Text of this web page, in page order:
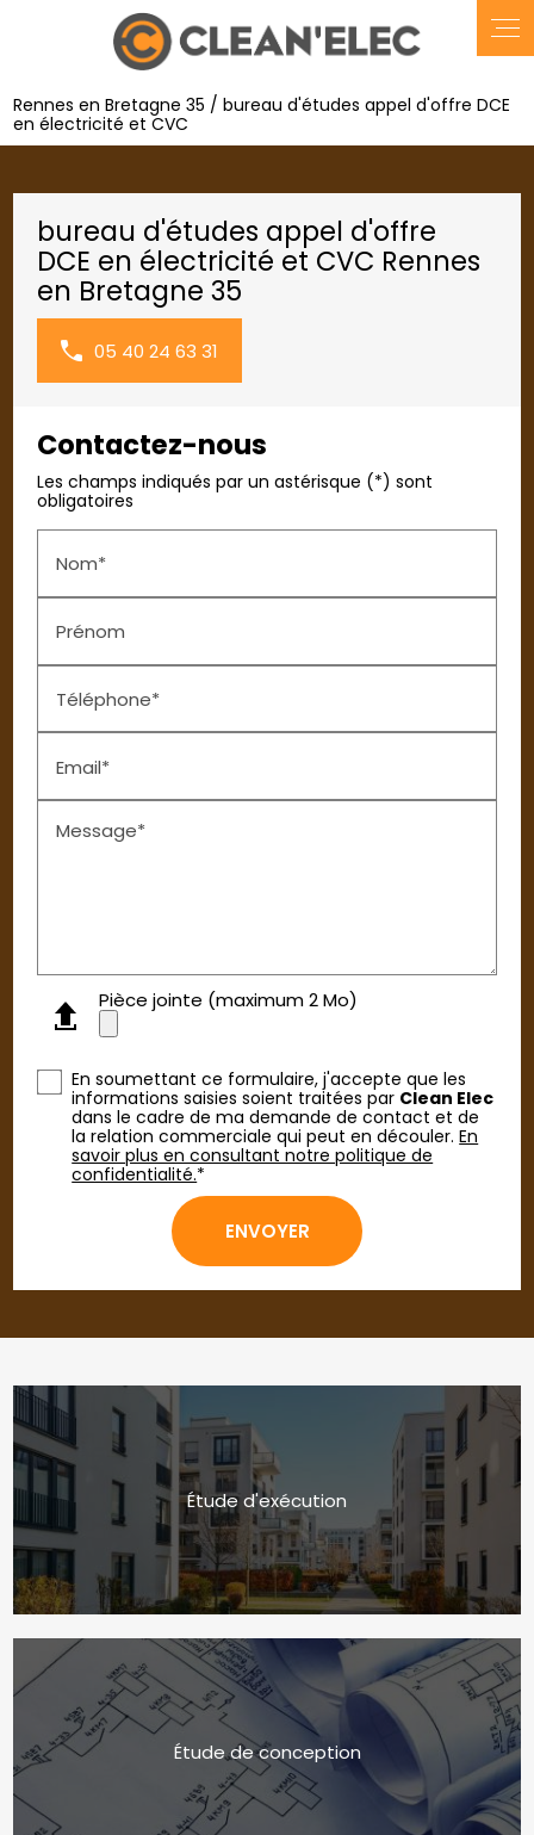
Rennes en Bretagne 35 / bureau d'études appel d'offre DCE
en électricité et CVC
bureau d'études appel d'offre
DCE en électricité et CVC Rennes
en Bretagne 35
05 40 24 63 31
Contactez-nous
Les champs indiqués par un astérisque (*) sont
obligatoires
Nom*
Prénom
Téléphone*
Email*
Message*
Pièce jointe (maximum 2 Mo)
En soumettant ce formulaire, j'accepte que les
informations saisies soient traitées par Clean Elec
dans le cadre de ma demande de contact et de
la relation commerciale qui peut en découler.En
savoir plus en consultant notre politique de
confidentialité.*
Étude d'exécution
Étude de conception
Panneau de gestion des cookies